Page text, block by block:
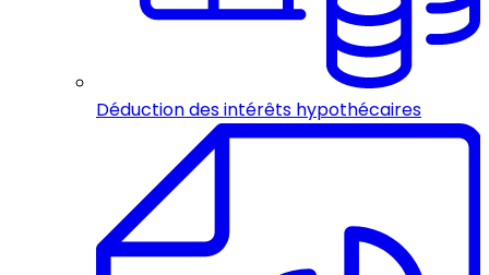
Déduction des intérêts hypothécaires